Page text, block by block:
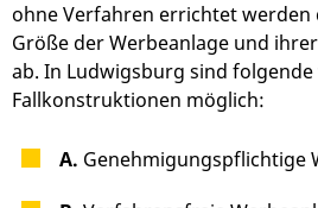
ohne Verfahren errichtet
Größe der Werbeanlage und
ab. In Ludwigsburg sind folgende
Fallkonstruktionen möglich:
A. Genehmigungspflichtige